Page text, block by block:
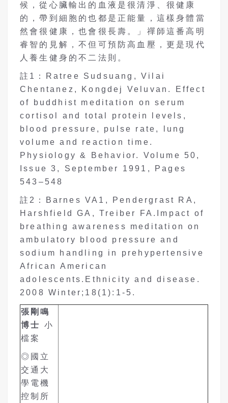
候，從心臟輸出的血液是很清淨、很健康
的，帶到細胞的也都是正能量，這樣身體當
然會很健康，也會很長壽。」禪師這番高明
睿智的見解，不但可預防高血壓，更是現代
人養生健身的不二法則。
註1：Ratree Sudsuang, Vilai
Chentanez, Kongdej Veluvan. Effect
of buddhist meditation on serum
cortisol and total protein levels,
blood pressure, pulse rate, lung
volume and reaction time.
Physiology & Behavior. Volume 50,
Issue 3, September 1991, Pages
543–548
註2：Barnes VA1, Pendergrast RA,
Harshfield GA, Treiber FA.Impact of
breathing awareness meditation on
ambulatory blood pressure and
sodium handling in prehypertensive
African American
adolescents.Ethnicity and disease.
2008 Winter;18(1):1-5.
張剛鳴
博士
小
檔案
◎國立
交通大
學電機
控制所